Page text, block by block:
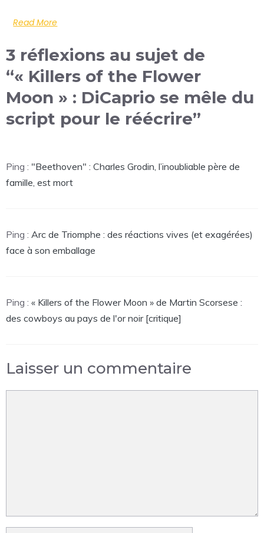
Read More
3 réflexions au sujet de
“« Killers of the Flower
Moon » : DiCaprio se mêle du
script pour le réécrire”
Ping : "Beethoven" : Charles Grodin, l’inoubliable père de
famille, est mort
Ping : Arc de Triomphe : des réactions vives (et exagérées)
face à son emballage
Ping : « Killers of the Flower Moon » de Martin Scorsese :
des cowboys au pays de l'or noir [critique]
Laisser un commentaire